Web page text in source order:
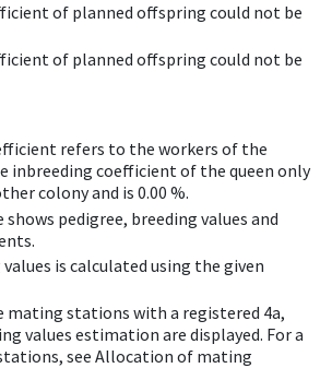
of planned offspring could not be
of planned offspring could not be
refers to the workers of the
inbreeding coefficient of the queen only
colony and is 0.00 %.
shows pedigree, breeding values and
is calculated using the given
mating stations with a registered 4a,
values estimation are displayed. For a
see Allocation of mating